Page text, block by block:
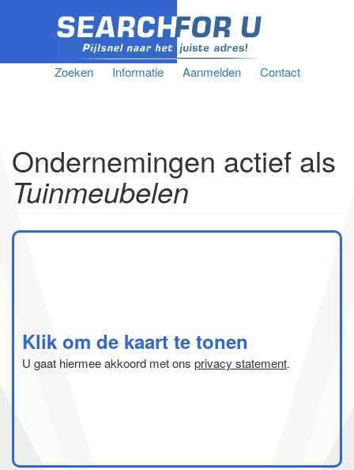
Zoeken Informatie Aanmelden Contact
Ondernemingen actief als
Tuinmeubelen
Klik om de kaart te tonen
U gaat hiermee akkoord met ons privacy statement.